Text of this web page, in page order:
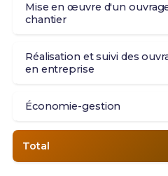
Mise en œuvre d'un
chantier
Réalisation et suivi des
en entreprise
Économie-gestion
Total